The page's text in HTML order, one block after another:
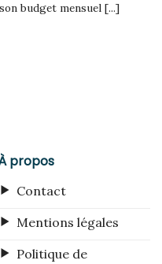
budget mensuel [...]
propos
Contact
Mentions légales
Politique de